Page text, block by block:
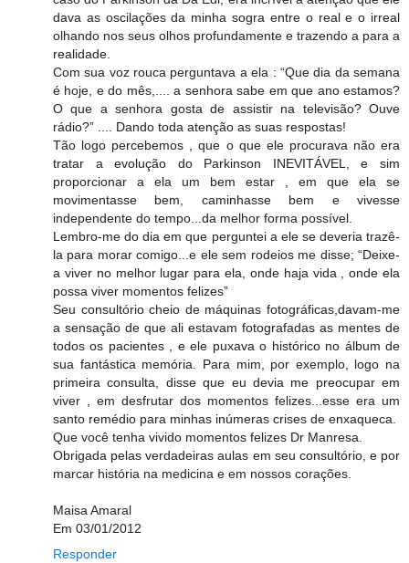
dava as oscilações da minha sogra entre o real e o irreal
olhando nos seus olhos profundamente e trazendo a para a
realidade.
Com sua voz rouca perguntava a ela : “Que dia da semana
é hoje, e do mês,.... a senhora sabe em que ano estamos?
O que a senhora gosta de assistir na televisão? Ouve
rádio?” .... Dando toda atenção as suas respostas!
Tão logo percebemos , que o que ele procurava não era
tratar a evolução do Parkinson INEVITÁVEL, e sim
proporcionar a ela um bem estar , em que ela se
movimentasse bem, caminhasse bem e vivesse
independente do tempo...da melhor forma possível.
Lembro-me do dia em que perguntei a ele se deveria trazê-
la para morar comigo...e ele sem rodeios me disse; “Deixe-
a viver no melhor lugar para ela, onde haja vida , onde ela
possa viver momentos felizes”
Seu consultório cheio de máquinas fotográficas,davam-me
a sensação de que ali estavam fotografadas as mentes de
todos os pacientes , e ele puxava o histórico no álbum de
sua fantástica memória. Para mim, por exemplo, logo na
primeira consulta, disse que eu devia me preocupar em
viver , em desfrutar dos momentos felizes...esse era um
santo remédio para minhas inúmeras crises de enxaqueca.
Que você tenha vivido momentos felizes Dr Manresa.
Obrigada pelas verdadeiras aulas em seu consultório, e por
marcar história na medicina e em nossos corações.
Maisa Amaral
Em 03/01/2012
Responder